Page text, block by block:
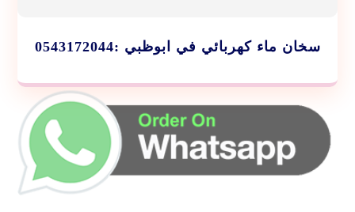
سخان ماء كهربائي في ابوظبي :0543172044